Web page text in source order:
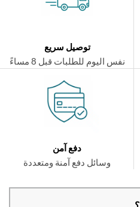
توصيل سريع
نفس اليوم للطلبات قبل 8 مساءً
دفع آمن
وسائل دفع آمنة ومتعددة